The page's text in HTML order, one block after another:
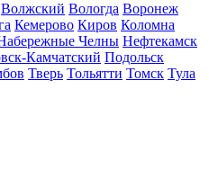
Волжский Вологда Воронеж
Кемерово Киров Коломна
Челны Нефтекамск
Камчатский Подольск
Тверь Тольятти Томск Тула